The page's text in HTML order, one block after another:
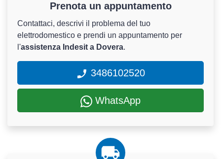
Prenota un appuntamento
Contattaci, descrivi il problema del tuo
elettrodomestico e prendi un appuntamento per
l'assistenza Indesit a Dovera.
3486102520
WhatsApp